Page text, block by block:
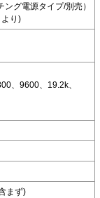
グ電源タイプ/別売）
り)
、9600、19.2k、
まず)